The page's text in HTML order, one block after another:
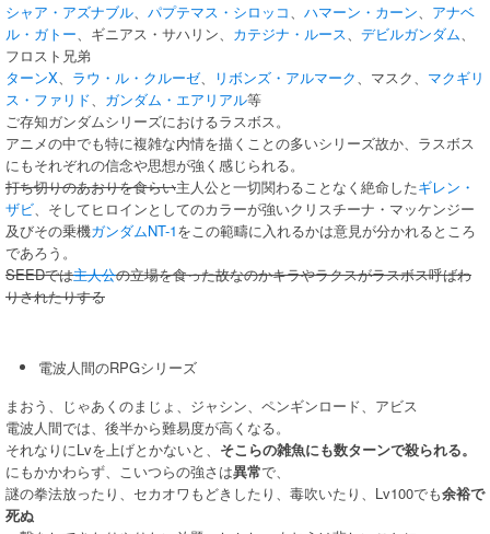
シャア・アズナブル、 パプテマス・シロッコ、 ハマーン・カーン、 アナベ
ル・ガトー、ギニアス・サハリン、 カテジナ・ルース、 デビルガンダム、
フロスト兄弟
ターンX、 ラウ・ル・クルーゼ、 リボンズ・アルマーク、マスク、 マクギリ
ス・ファリド、 ガンダム・エアリアル等
ご存知ガンダムシリーズにおけるラスボス。
アニメの中でも特に複雑な内情を描くことの多いシリーズ故か、ラスボス
にもそれぞれの信念や思想が強く感じられる。
打ち切りのあおりを食らい主人公と一切関わることなく絶命したギレン・
ザビ、そしてヒロインとしてのカラーが強いクリスチーナ・マッケンジー
及びその乗機ガンダムNT-1をこの範疇に入れるかは意見が分かれるところ
であろう。
SEEDでは主人公の立場を食った故なのかキラやラクスがラスボス呼ばわ
りされたりする
電波人間のRPGシリーズ
まおう、じゃあくのまじょ、ジャシン、ペンギンロード、アビス
電波人間では、後半から難易度が高くなる。
それなりにLvを上げとかないと、 そこらの雑魚にも数ターンで殺られる。
にもかかわらず、こいつらの強さは異常で、
謎の拳法放ったり、セカオワもどきしたり、毒吹いたり、Lv100でも余裕で
死ぬ